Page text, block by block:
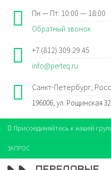
Пн — Пт: 10:00 — 18:00
Обратный звонок
+7 (812) 309 29 45
info@perteq.ru
Санкт-Петербург,
196006, ул. Рощинская
Присоединяйтесь к нашей
ЗАПРОС